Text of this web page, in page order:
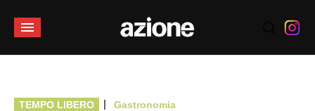
TEMPO LIBERO | Gastronomia